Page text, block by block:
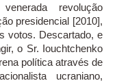
revolução
presidencial [2010],
votos. Descartado, e
o Sr. Iouchtchenko
política através de
ucraniano,